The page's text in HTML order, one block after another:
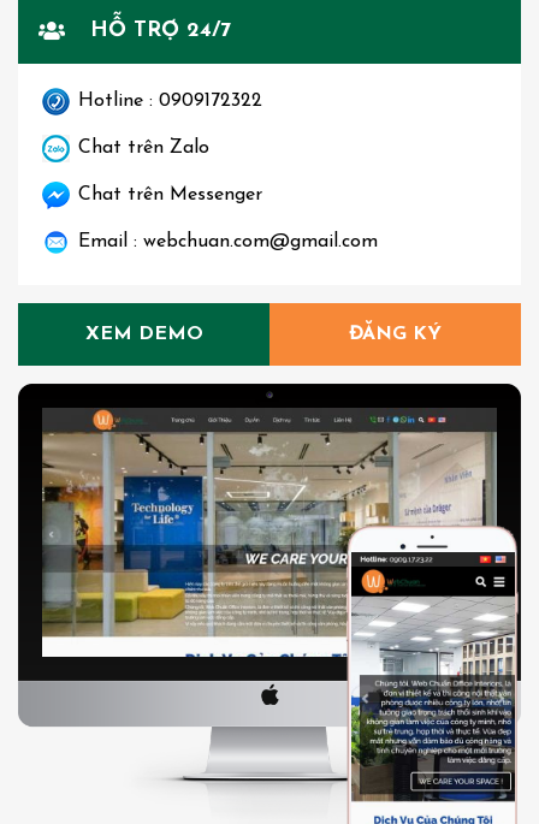
HỖ TRỢ 24/7
Hotline : 0909172322
Chat trên Zalo
Chat trên Messenger
Email : webchuan.com@gmail.com
XEM DEMO ĐĂNG KÝ